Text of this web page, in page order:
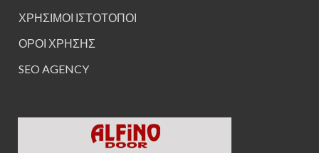
ΧΡΗΣΙΜΟΙ ΙΣΤΟΤΟΠΟΙ
ΟΡΟΙ ΧΡΗΣΗΣ
SEO AGENCY